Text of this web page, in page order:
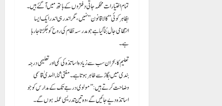
تمام اختیارات محکمہ جاتی دفتروں کے ہاتھ میں آ گئے ہیں۔
بظاہر کوئی ’’کالا قانون‘‘ نہیں، مگر اندر ہی اندر ایک ایسا
انتظامی جال بُنا گیا ہے جو مدرسہ نظام کی روح کو جکڑتا جا رہا
ہے۔
تعلیم کا بحران سب سے زیادہ اساتذہ کی کمی اور تعلیمی درجہ
بندی میں بگاڑ سے ظاہر ہوتا ہے۔ مفتی ثناء الہدیٰ قاسمی
وضاحت کرتے ہیں: “مولوی درجے تک کے مدارس کو جو
اساتذہ دیے جائیں گے، وہ تین تدریسی عملہ ہوں گے ۔